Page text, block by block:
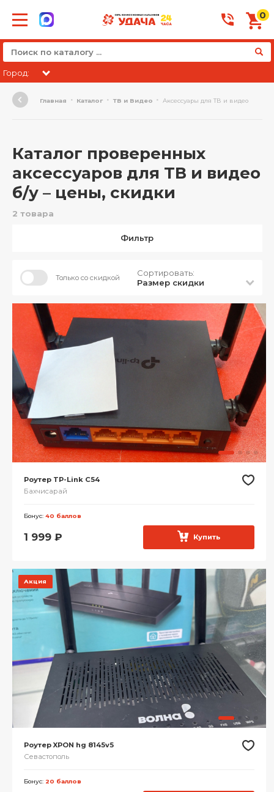
0
Город:
Главная Каталог ТВ и Видео Аксессуары для ТВ и видео
Каталог проверенных
аксессуаров для ТВ и видео
б/у – цены, скидки
2 товара
Фильтр
Только со скидкой
Сортировать:
Размер скидки
Роутер TP-Link C54
Бахчисарай
Бонус: 40 баллов
1 999 ₽ Купить
Акция
Роутер XPON hg 8145v5
Севастополь
Бонус: 20 баллов